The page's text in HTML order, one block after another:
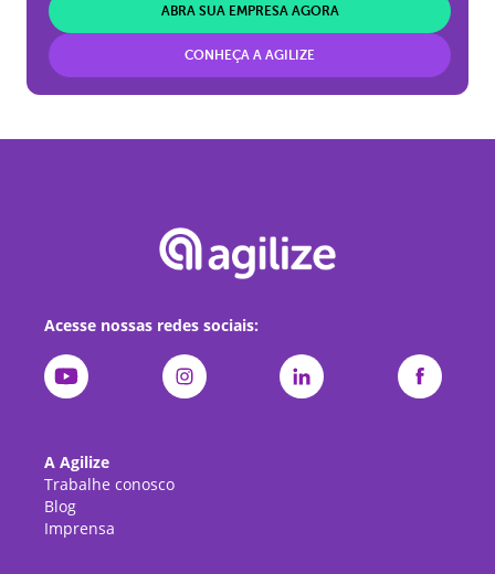
ABRA SUA EMPRESA AGORA
CONHEÇA A AGILIZE
Acesse nossas redes sociais:
A Agilize
Trabalhe conosco
Blog
Imprensa